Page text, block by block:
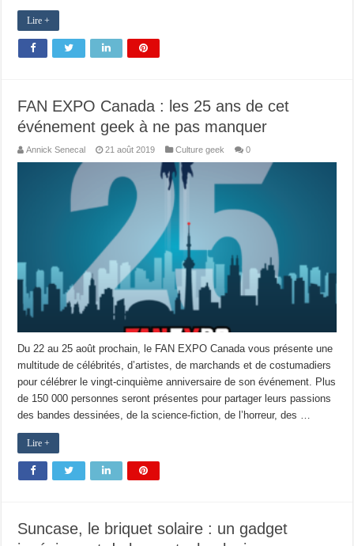
Lire +
FAN EXPO Canada : les 25 ans de cet
événement geek à ne pas manquer
Annick Senecal 21 août 2019 Culture geek 0
Du 22 au 25 août prochain, le FAN EXPO Canada vous présente une
multitude de célébrités, d’artistes, de marchands et de costumadiers
pour célébrer le vingt-cinquième anniversaire de son événement. Plus
de 150 000 personnes seront présentes pour partager leurs passions
des bandes dessinées, de la science-fiction, de l’horreur, des …
Lire +
Suncase, le briquet solaire : un gadget